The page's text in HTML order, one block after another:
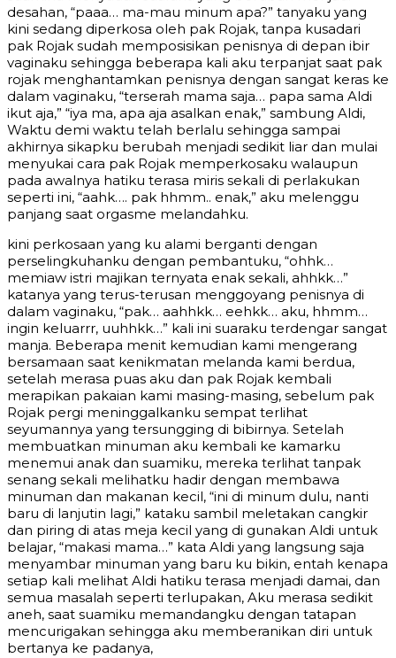
desahan, “paaa… ma-mau minum apa?” tanyaku yang
kini sedang diperkosa oleh pak Rojak, tanpa kusadari
pak Rojak sudah memposisikan penisnya di depan ibir
vaginaku sehingga beberapa kali aku terpanjat saat pak
rojak menghantamkan penisnya dengan sangat keras ke
dalam vaginaku, “terserah mama saja… papa sama Aldi
ikut aja,” “iya ma, apa aja asalkan enak,” sambung Aldi,
Waktu demi waktu telah berlalu sehingga sampai
akhirnya sikapku berubah menjadi sedikit liar dan mulai
menyukai cara pak Rojak memperkosaku walaupun
pada awalnya hatiku terasa miris sekali di perlakukan
seperti ini, “aahk…. pak hhmm.. enak,” aku melenggu
panjang saat orgasme melandahku.
kini perkosaan yang ku alami berganti dengan
perselingkuhanku dengan pembantuku, “ohhk…
memiaw istri majikan ternyata enak sekali, ahhkk…”
katanya yang terus-terusan menggoyang penisnya di
dalam vaginaku, “pak… aahhkk… eehkk… aku, hhmm…
ingin keluarrr, uuhhkk…” kali ini suaraku terdengar sangat
manja. Beberapa menit kemudian kami mengerang
bersamaan saat kenikmatan melanda kami berdua,
setelah merasa puas aku dan pak Rojak kembali
merapikan pakaian kami masing-masing, sebelum pak
Rojak pergi meninggalkanku sempat terlihat
seyumannya yang tersungging di bibirnya. Setelah
membuatkan minuman aku kembali ke kamarku
menemui anak dan suamiku, mereka terlihat tanpak
senang sekali melihatku hadir dengan membawa
minuman dan makanan kecil, “ini di minum dulu, nanti
baru di lanjutin lagi,” kataku sambil meletakan cangkir
dan piring di atas meja kecil yang di gunakan Aldi untuk
belajar, “makasi mama…” kata Aldi yang langsung saja
menyambar minuman yang baru ku bikin, entah kenapa
setiap kali melihat Aldi hatiku terasa menjadi damai, dan
semua masalah seperti terlupakan, Aku merasa sedikit
aneh, saat suamiku memandangku dengan tatapan
mencurigakan sehingga aku memberanikan diri untuk
bertanya ke padanya,